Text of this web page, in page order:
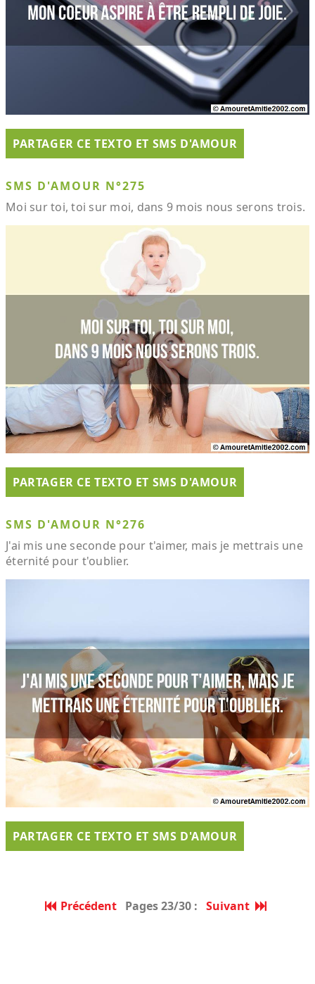
PARTAGER CE TEXTO ET SMS D'AMOUR
SMS D'AMOUR N°275
Moi sur toi, toi sur moi, dans 9 mois nous serons trois.
PARTAGER CE TEXTO ET SMS D'AMOUR
SMS D'AMOUR N°276
J'ai mis une seconde pour t'aimer, mais je mettrais une
éternité pour t'oublier.
PARTAGER CE TEXTO ET SMS D'AMOUR
Précédent Pages 23/30 : Suivant